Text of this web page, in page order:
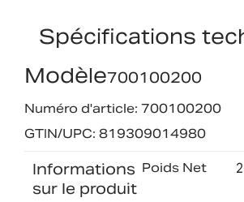
Spécifications
Modèle700100200
Numéro d'article: 700100200
GTIN/UPC: 819309014980
Informations
sur le produit
Poids Net